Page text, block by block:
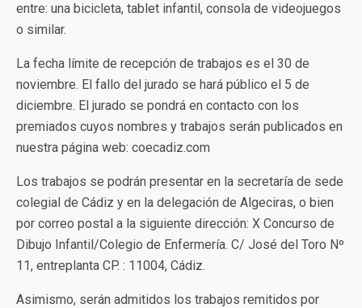
entre: una bicicleta, tablet infantil, consola de videojuegos
o similar.
La fecha límite de recepción de trabajos es el 30 de
noviembre. El fallo del jurado se hará público el 5 de
diciembre. El jurado se pondrá en contacto con los
premiados cuyos nombres y trabajos serán publicados en
nuestra página web: coecadiz.com
Los trabajos se podrán presentar en la secretaría de sede
colegial de Cádiz y en la delegación de Algeciras, o bien
por correo postal a la siguiente dirección: X Concurso de
Dibujo Infantil/Colegio de Enfermería. C/ José del Toro Nº
11, entreplanta CP. : 11004, Cádiz.
Asimismo, serán admitidos los trabajos remitidos por